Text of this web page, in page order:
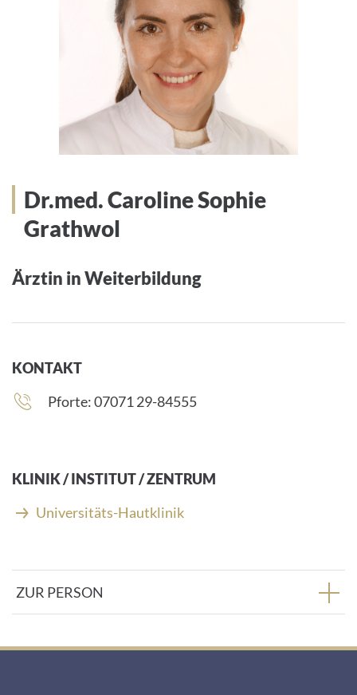
Dr.med. Caroline Sophie
Grathwol
Ärztin in Weiterbildung
KONTAKT
Telefonnummer:
Pforte: 07071 29-84555
KLINIK / INSTITUT / ZENTRUM
Universitäts-Hautklinik
ZUR PERSON